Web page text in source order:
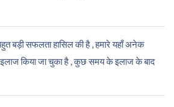
बड़ी सफलता हासिल की है , हमारे यहाँ अनेक
किया जा चुका है , कुछ समय के इलाज के बाद